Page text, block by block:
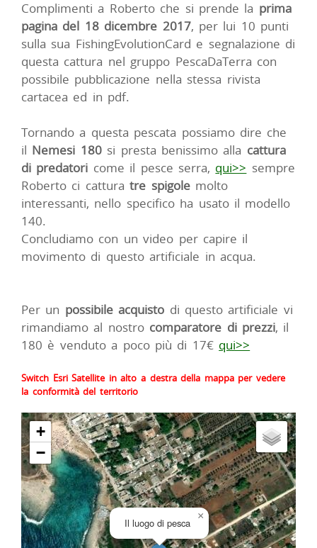
Complimenti a Roberto che si prende la prima
pagina del 18 dicembre 2017, per lui 10 punti
sulla sua FishingEvolutionCard e segnalazione di
questa cattura nel gruppo PescaDaTerra con
possibile pubblicazione nella stessa rivista
cartacea ed in pdf.
Tornando a questa pescata possiamo dire che
il Nemesi 180si presta benissimo alla cattura
di predatori come il pesce serra, qui>> sempre
Roberto ci catturatre spigolemolto
interessanti, nello specifico ha usato il modello
140.
Concludiamo con un video per capire il
movimento di questo artificiale in acqua.
Per un possibile acquisto di questo artificiale vi
rimandiamo al nostro comparatore di prezzi, il
180 è venduto a poco più di 17€ qui>>
Switch Esri Satellite in alto a destra della mappa per vedere
la conformità del territorio
Il luogo di pesca
×
+
−